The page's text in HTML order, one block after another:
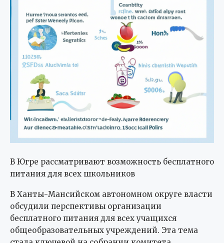
В Югре рассматривают возможность бесплатного
питания для всех школьников
В Ханты-Мансийском автономном округе власти
обсудили перспективы организации
бесплатного питания для всех учащихся
общеобразовательных учреждений. Эта тема